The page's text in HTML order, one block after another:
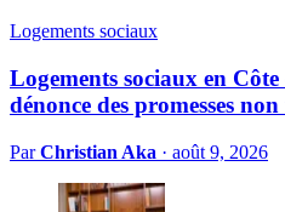
Logements sociaux
Logements sociaux en
dénonce des promesses non
ParChristian Aka · août 9, 2026